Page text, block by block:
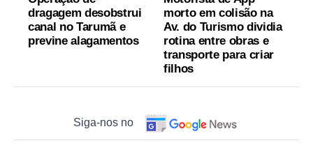
dragagem desobstrui
canal no Tarumã e
previne alagamentos
morto em colisão na
Av. do Turismo dividia
rotina entre obras e
transporte para criar
filhos
Siga-nos no